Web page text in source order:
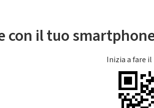
con il tuo
Inizia a fare